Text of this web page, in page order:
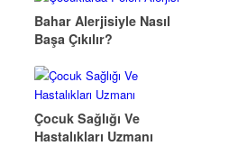
Bahar Alerjisiyle Nasıl
Başa Çıkılır?
Çocuk Sağlığı Ve
Hastalıkları Uzmanı